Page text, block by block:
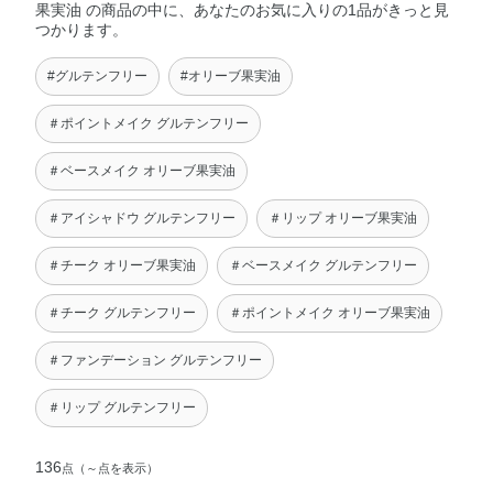
果実油 の商品の中に、あなたのお気に入りの1品がきっと見
つかります。
#グルテンフリー #オリーブ果実油
＃ポイントメイク グルテンフリー
＃ベースメイク オリーブ果実油
＃アイシャドウ グルテンフリー ＃リップ オリーブ果実油
＃チーク オリーブ果実油 ＃ベースメイク グルテンフリー
＃チーク グルテンフリー ＃ポイントメイク オリーブ果実油
＃ファンデーション グルテンフリー
＃リップ グルテンフリー
136点 （～点を表示）